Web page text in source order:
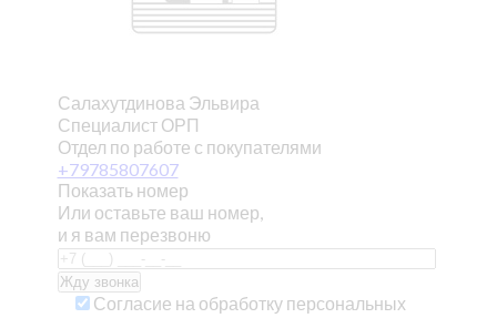
Салахутдинова Эльвира
Специалист ОРП
Отдел по работе с покупателями
+79785807607
Показать номер
Или оставьте ваш номер,
и я вам перезвоню
Согласие на обработку персональных